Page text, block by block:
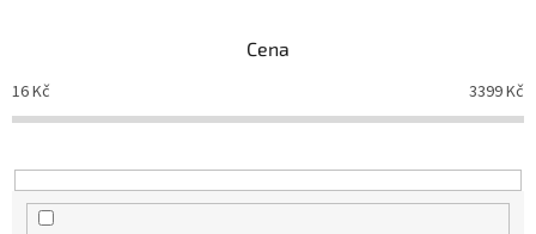
o
d
k
t
Cena
16Kč 3399Kč